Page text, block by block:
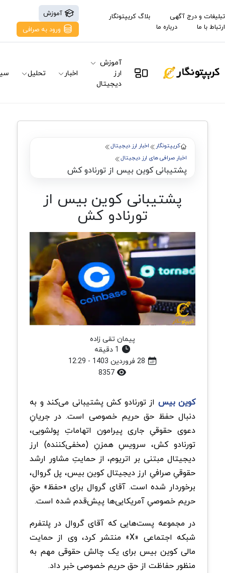
تبلیغات و درج آگهی
بلاگ کریپتونگار
ارتباط با ما
درباره ما
آموزش
ورود به صرافی
آموزش
ارز
دیجیتال
اخبار تحلیل
کریپتونگار
اخبار ارز دیجیتال
اخبار صرافی های ارز دیجیتال
پشتیبانی کوین بیس از تورنادو کش
پشتیبانی کوین بیس از
تورنادو کش
پیمان تقی زاده
کوین بیس از تورنادو کش پشتیبانی می‌کند و به
دنبال حفظ حق حریم خصوصی است. در جریانِ
دعوی حقوقیِ جاری پیرامون اتهاماتِ پولشویی،
تورنادو کش، سرویسِ همزنِ (مخفی‌کننده) ارز
دیجیتال مبتنی بر اتریوم، از حمایتِ مشاور ارشد
حقوقیِ صرافیِ ارز دیجیتال کوین‌ بیس، پل گروال،
برخوردار شده است. آقای گروال برای «حفظ» حقِ
حریم خصوصیِ آمریکایی‌ها پیش‌قدم شده است.
در مجموعه پست‌هایی که آقای گروال در پلتفرم
شبکه اجتماعی «X» منتشر کرد، وی از حمایت
مالی کوین‌ بیس برای یک چالش حقوقی مهم به
منظور حفاظت از حق حریم خصوصی خبر داد.